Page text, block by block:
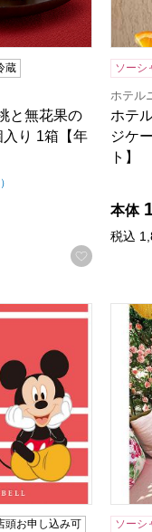
蔵
と無花果の
入り 1箱【年
点満点中）
評価
）
お気に入
ソーシ
ホテル
ホテ
ジケ
ト】
本体
税込
グギフトセレクショ
頭お申し込み可
ラヴ
ソーシ
商品から絞りこむこ